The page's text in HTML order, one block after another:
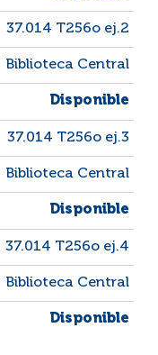
37.014 T256o ej.2
Biblioteca Central
Disponible
37.014 T256o ej.3
Biblioteca Central
Disponible
37.014 T256o ej.4
Biblioteca Central
Disponible